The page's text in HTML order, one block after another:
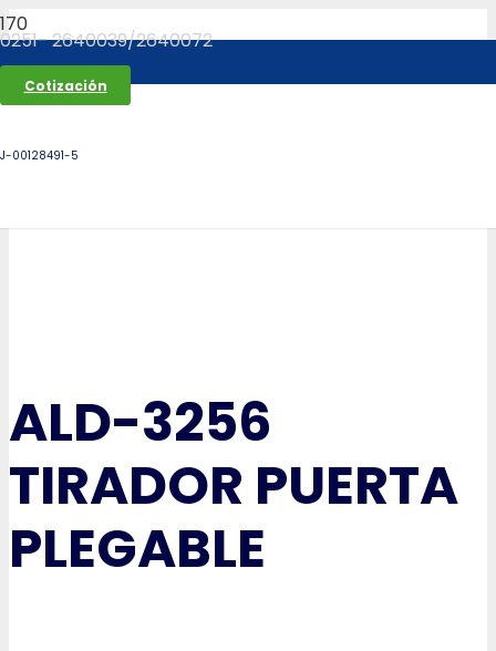
0251- 2640039/2640072
Cotización
J-00128491-5
ALD-3256
TIRADOR PUERTA
PLEGABLE